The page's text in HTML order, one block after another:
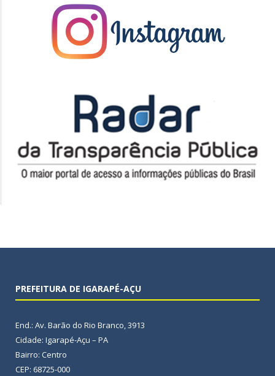
PREFEITURA DE IGARAPÉ-AÇU
End.: Av. Barão do Rio Branco, 3913
Cidade: Igarapé-Açu – PA
Bairro: Centro
CEP: 68725-000